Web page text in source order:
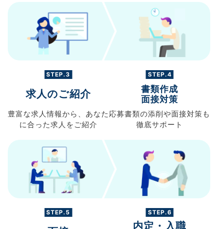
STEP.3
求人のご紹介
豊富な求人情報から、 あなた
に合った求人を ご紹介
STEP.4
書類作成
面接対策
応募書類の添削や面接対策も
徹底サポート
STEP.5 STEP.6
内定・入職